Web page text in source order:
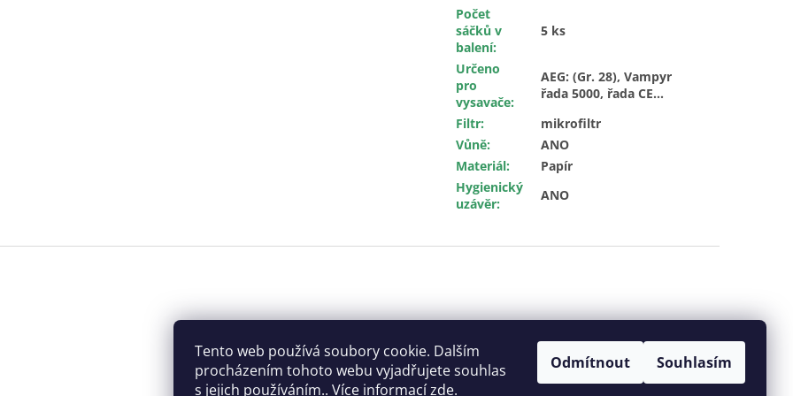
Tento web používá soubory cookie. Dalším
procházením tohoto webu vyjadřujete souhlas
s jejich používáním.. Více informacízde.
Odmítnout Souhlasím
Počet
sáčků v
balení:
5 ks
Určeno
pro
vysavače:
AEG: (Gr. 28), Vampyr
řada 5000, řada CE...
Filtr:
mikrofiltr
Vůně:
ANO
Materiál:
Papír
Hygienický
uzávěr:
ANO